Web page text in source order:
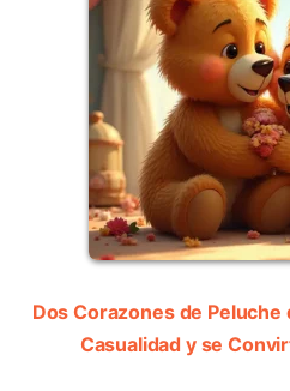
Dos Corazones de
Casualidad y se